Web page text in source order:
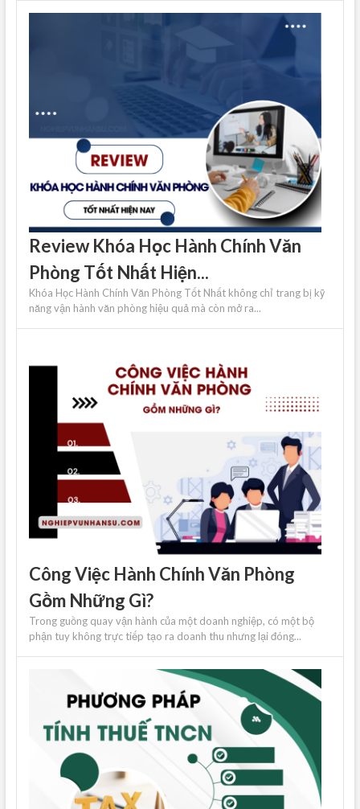
Review Khóa Học Hành Chính Văn
Phòng Tốt Nhất Hiện...
Khóa Học Hành Chính Văn Phòng Tốt Nhất không chỉ trang bị kỹ
năng vận hành văn phòng hiệu quả mà còn mở ra...
Công Việc Hành Chính Văn Phòng
Gồm Những Gì?
Trong guồng quay vận hành của một doanh nghiệp, có một bộ
phận tuy không trực tiếp tạo ra doanh thu nhưng lại đóng...